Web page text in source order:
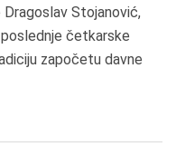
Stojanović,
četkarske
započetu davne